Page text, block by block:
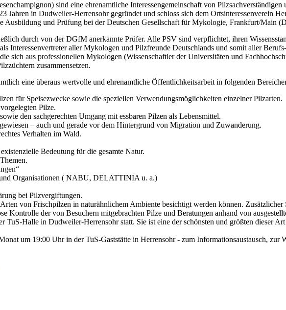
sind eine ehrenamtliche Interessengemeinschaft von
Jahren in Dudweiler-Herrensohr gegründet und schloss sich dem Ortsinteressenverein
und Prüfung bei der Deutschen Gesellschaft für Mykologie, Frankfurt/Main
durch von der DGfM anerkannte Prüfer. Alle PSV sind verpflichtet, ihren
Interessenvertreter aller Mykologen und Pilzfreunde Deutschlands und somit aller
sich aus professionellen Mykologen (Wissenschaftler der Universitäten und
zusammensetzen.
eine überaus wertvolle und ehrenamtliche Öffentlichkeitsarbeit in folgenden
für Speisezwecke sowie die speziellen Verwendungsmöglichkeiten einzelner Pilzarten.
Pilze.
den sachgerechten Umgang mit essbaren Pilzen als Lebensmittel.
– auch und gerade vor dem Hintergrund von Migration und Zuwanderung.
Verhalten im Wald.
Bedeutung für die gesamte Natur.
und Organisationen ( NABU, DELATTINIA u. a.)
bei Pilzvergiftungen.
von Frischpilzen in naturähnlichem Ambiente besichtigt werden können.
Kontrolle der von Besuchern mitgebrachten Pilze und Beratungen anhand von
Halle in Dudweiler-Herrensohr statt. Sie ist eine der schönsten und größten dieser
um 19:00 Uhr in der TuS-Gaststätte in Herrensohr - zum Informationsaustausch, zur